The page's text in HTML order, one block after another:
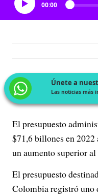
00:00
Únete a
Las noticias más
El presupuesto
$71,6 billones en 2022
un aumento superior al
El presupuesto
Colombia registró uno